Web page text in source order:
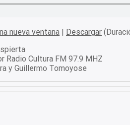
nueva ventana | Descargar
Radio Cultura FM 97.9 MHZ
y Guillermo Tomoyose